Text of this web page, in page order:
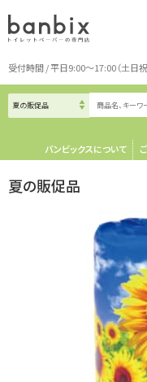
受付時間 / 平日9:00～17:00（土日祝
バンビックスについて
夏の販促品